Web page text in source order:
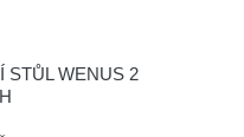
STŮL WENUS 2